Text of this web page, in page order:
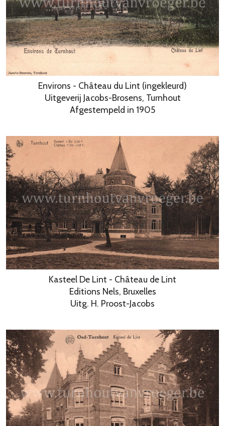
Environs - Château du Lint (ingekleurd)
Uitgeverij Jacobs-Brosens, Turnhout
Afgestempeld in 1905
Kasteel De Lint - Château de Lint
Editions Nels, Bruxelles
Uitg. H. Proost-Jacobs